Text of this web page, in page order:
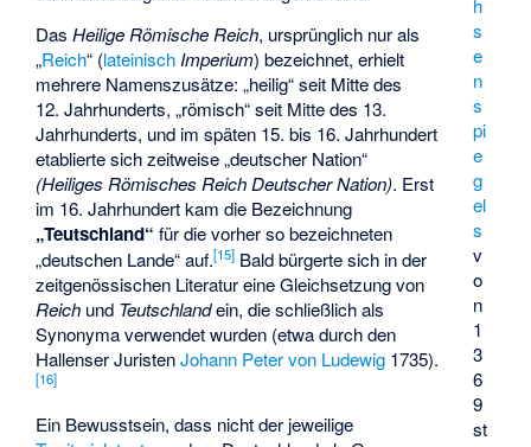
h
s
e
n
s
pi
e
g
el
s
v
o
n
1
3
6
9
st
DasHeilige Römische Reich, ursprünglich nur als
„Reich“ (lateinisch Imperium) bezeichnet, erhielt
mehrere Namenszusätze: „heilig“ seit Mitte des
12. Jahrhunderts, „römisch“ seit Mitte des 13.
Jahrhunderts, und im späten 15. bis 16. Jahrhundert
etablierte sich zeitweise „deutscher Nation“
(Heiliges Römisches Reich Deutscher Nation). Erst
im 16. Jahrhundert kam die Bezeichnung
„Teutschland“ für die vorher so bezeichneten
„deutschen Lande“ auf.[15] Bald bürgerte sich in der
zeitgenössischen Literatur eine Gleichsetzung von
Reich und Teutschlandein, die schließlich als
Synonyma verwendet wurden (etwa durch den
Hallenser JuristenJohann Peter von Ludewig 1735).
[16]
Ein Bewusstsein, dass nicht der jeweilige